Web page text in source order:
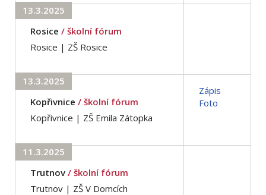
13.3.2025
Rosice / školní fórum
Rosice | ZŠ Rosice
13.3.2025
Kopřivnice / školní fórum
Kopřivnice | ZŠ Emila Zátopka
Zápis
Foto
11.3.2025
Trutnov / školní fórum
Trutnov | ZŠ V Domcích